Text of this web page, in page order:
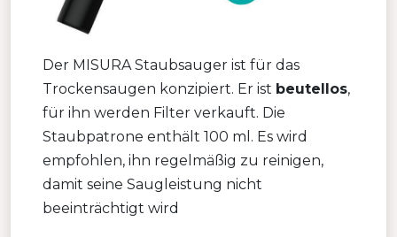
Der MISURA Staubsauger ist für das
Trockensaugen konzipiert. Er ist beutellos,
für ihn werden Filter verkauft. Die
Staubpatrone enthält 100 ml. Es wird
empfohlen, ihn regelmäßig zu reinigen,
damit seine Saugleistung nicht
beeinträchtigt wird